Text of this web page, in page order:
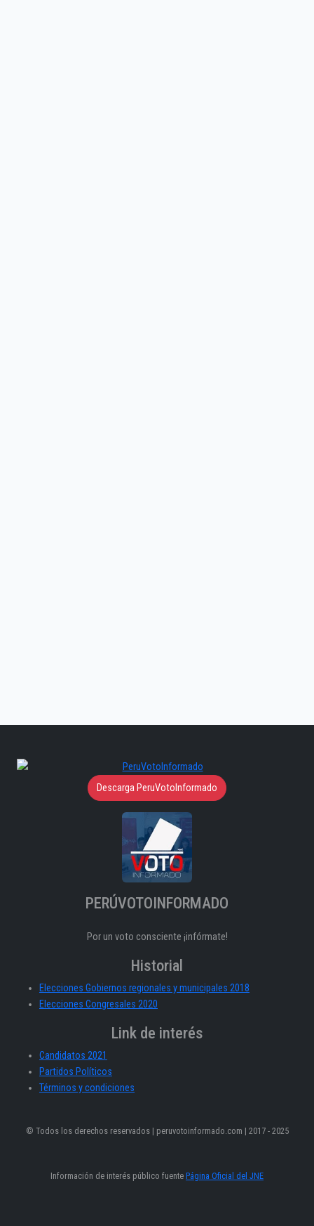
Descarga PeruVotoInformado
PERÚVOTOINFORMADO
Por un voto consciente ¡infórmate!
Historial
Elecciones Gobiernos regionales y municipales 2018
Elecciones Congresales 2020
Link de interés
Candidatos 2021
Partidos Políticos
Términos y condiciones
© Todos los derechos reservados | peruvotoinformado.com | 2017 - 2025
Información de interés público fuente Página Oficial del JNE